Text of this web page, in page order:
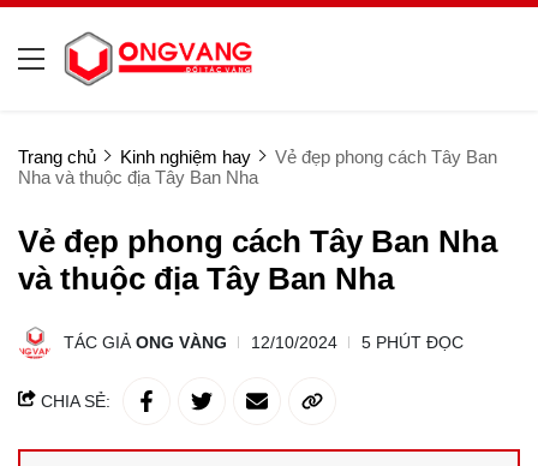
Trang chủ Kinh nghiệm hay
Vẻ đẹp phong cách Tây Ban
Nha và thuộc địa Tây Ban Nha
Vẻ đẹp phong cách Tây Ban Nha
và thuộc địa Tây Ban Nha
TÁC GIẢ ONG VÀNG 12/10/2024 5 PHÚT ĐỌC
CHIA SẺ: